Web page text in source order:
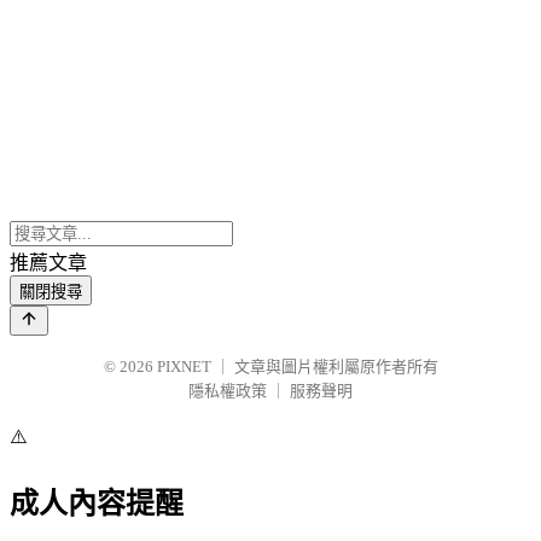
推薦文章
關閉搜尋
© 2026 PIXNET
文章與圖片權利屬原作者所有
隱私權政策
服務聲明
⚠️
成人內容提醒